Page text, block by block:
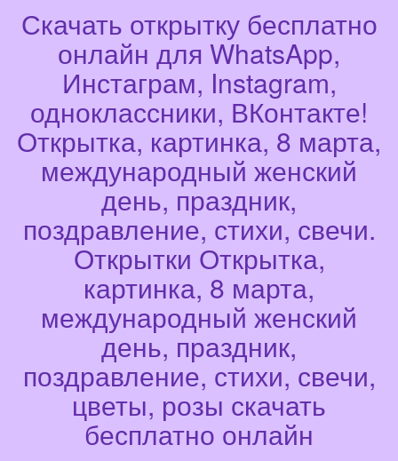
Скачать открытку бесплатно
онлайн для WhatsApp,
Инстаграм, Instagram,
одноклассники, ВКонтакте!
Открытка, картинка, 8 марта,
международный женский
день, праздник,
поздравление, стихи, свечи.
Открытки Открытка,
картинка, 8 марта,
международный женский
день, праздник,
поздравление, стихи, свечи,
цветы, розы скачать
бесплатно онлайн